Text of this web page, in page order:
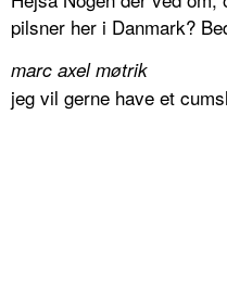
pilsner her i Danmark?
marc axel møtrik
jeg vil gerne have et